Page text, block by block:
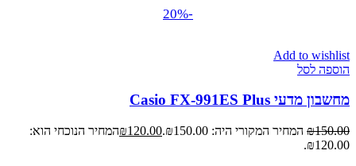
-20%
Add to wishlist
הוספה לסל
מחשבון מדעי Casio FX-991ES Plus
₪150.00 המחיר המקורי היה: ₪150.00. ₪120.00
המחיר הנוכחי הוא:
₪120.00.